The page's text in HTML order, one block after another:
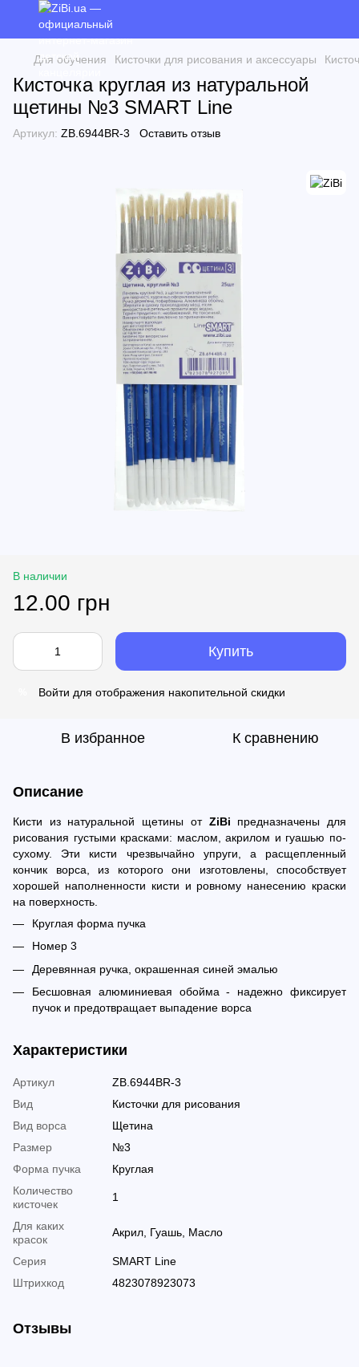
Для обучения Кисточки для рисования и аксессуары
Кисточка круглая из натуральной
щетины №3 SMART Line
Артикул: ZB.6944BR-3 Оставить отзыв
В наличии
12.00 грн
Купить
Войти для отображения накопительной скидки
В избранное К сравнению
Описание
Кисти из натуральной щетины от ZiBi
предназначены для
рисования густыми красками: маслом, акрилом и гуашью по-
сухому. Эти кисти чрезвычайно упруги, а расщепленный
кончик ворса, из которого они изготовлены, способствует
хорошей наполненности кисти и ровному нанесению краски
на поверхность.
Круглая форма пучка
Номер 3
Деревянная ручка, окрашенная синей эмалью
Бесшовная алюминиевая обойма - надежно фиксирует
пучок и предотвращает выпадение ворса
Характеристики
Артикул
ZB.6944BR-3
Вид
Кисточки для рисования
Вид ворса
Щетина
Размер
№3
Форма пучка
Круглая
Количество
кисточек
1
Для каких
красок
Акрил, Гуашь, Масло
Серия
SMART Line
Штрихкод
4823078923073
Отзывы